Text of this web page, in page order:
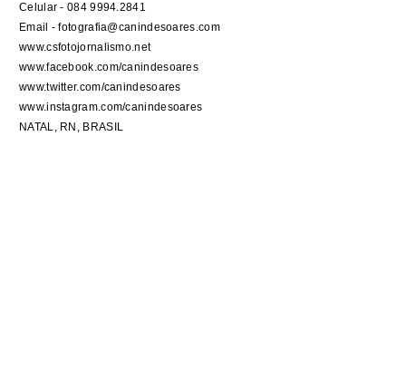
Celular - 084 9994.2841
Email - fotografia@canindesoares.com
www.csfotojornalismo.net
www.facebook.com/canindesoares
www.twitter.com/canindesoares
www.instagram.com/canindesoares
NATAL, RN, BRASIL